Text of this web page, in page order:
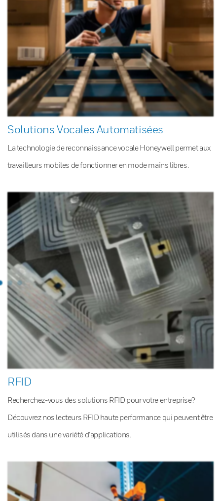
Solutions Vocales Automatisées
La technologie de reconnaissance vocale Honeywell permet aux
travailleurs mobiles de fonctionner en mode mains libres.
RFID
Recherchez-vous des solutions RFID pour votre entreprise?
Découvrez nos lecteurs RFID haute performance qui peuvent être
utilisés dans une variété d’applications.